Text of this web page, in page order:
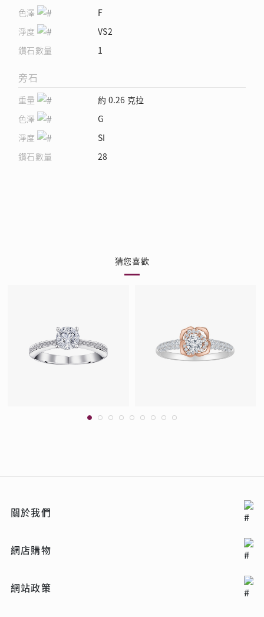
色澤
F
淨度
VS2
鑽石數量
1
旁石
重量
約 0.26 克拉
色澤
G
淨度
SI
鑽石數量
28
猜您喜歡
關於我們
網店購物
網站政策